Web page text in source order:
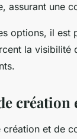
assurant une
options, il est
la visibilité
création
création et de